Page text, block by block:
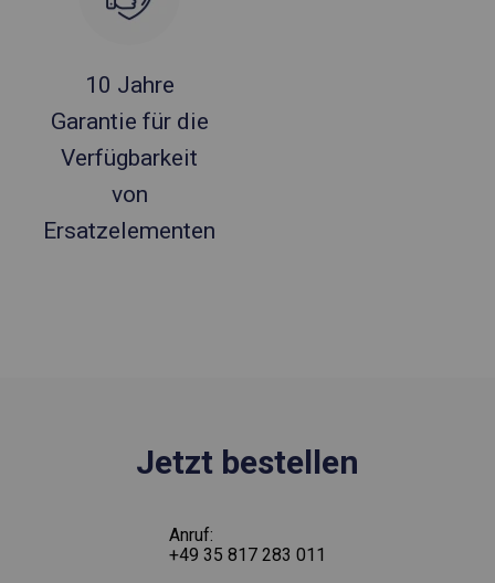
10 Jahre
Garantie für die
Verfügbarkeit
von
Ersatzelementen
Jetzt bestellen
Anruf:
+49 35 817 283 011